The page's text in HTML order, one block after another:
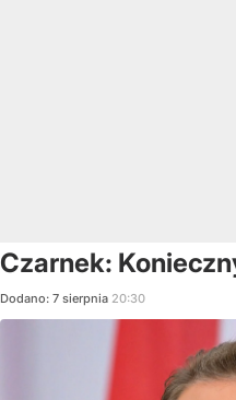
Czarnek:
Dodano: 7 sierpnia 20:30